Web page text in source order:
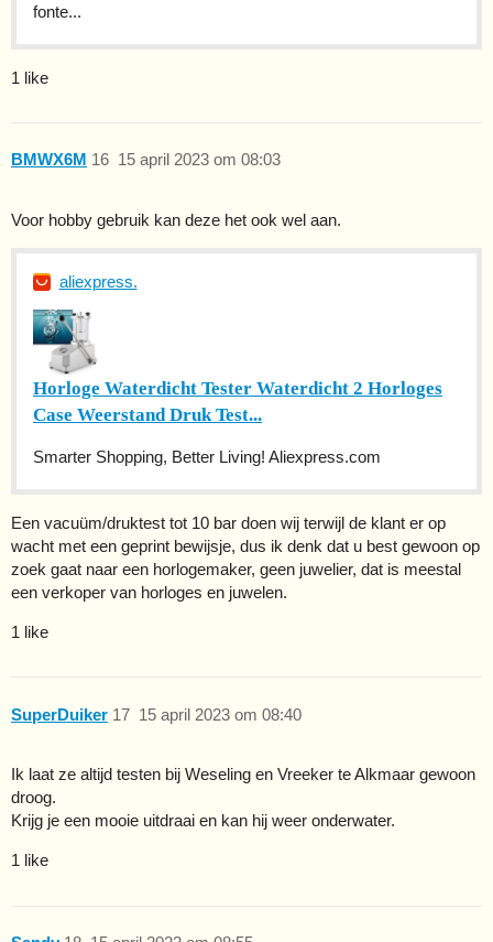
fonte...
1 like
BMWX6M 15 april 2023 om 08:03
16
Voor hobby gebruik kan deze het ook wel aan.
aliexpress.
Horloge Waterdicht Tester Waterdicht 2 Horloges
Case Weerstand Druk Test...
Smarter Shopping, Better Living! Aliexpress.com
Een vacuüm/druktest tot 10 bar doen wij terwijl de klant er op
wacht met een geprint bewijsje, dus ik denk dat u best gewoon op
zoek gaat naar een horlogemaker, geen juwelier, dat is meestal
een verkoper van horloges en juwelen.
1 like
SuperDuiker 15 april 2023 om 08:40
17
Ik laat ze altijd testen bij Weseling en Vreeker te Alkmaar gewoon
droog.
Krijg je een mooie uitdraai en kan hij weer onderwater.
1 like